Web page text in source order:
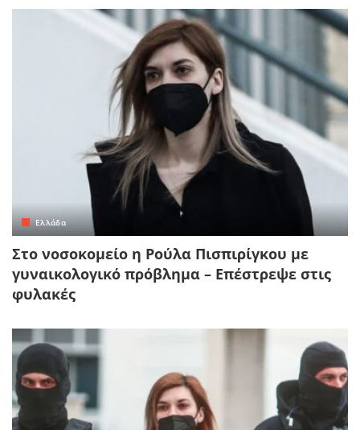
Ελλάδα
Στο νοσοκομείο η Ρούλα Πισπιρίγκου με
γυναικολογικό πρόβλημα – Επέστρεψε στις
φυλακές